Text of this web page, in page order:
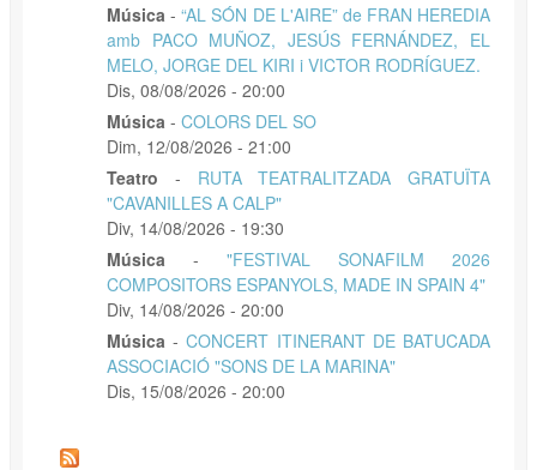
Música -“AL SÓN DE L'AIRE” de FRAN HEREDIA
amb PACO MUÑOZ, JESÚS FERNÁNDEZ, EL
MELO, JORGE DEL KIRI i VICTOR RODRÍGUEZ.
Dis, 08/08/2026 - 20:00
Música - COLORS DEL SO
Dim, 12/08/2026 - 21:00
Teatro
- RUTA TEATRALITZADA GRATUÏTA
"CAVANILLES A CALP"
Div, 14/08/2026 - 19:30
Música
- "FESTIVAL SONAFILM 2026
COMPOSITORS ESPANYOLS, MADE IN SPAIN 4"
Div, 14/08/2026 - 20:00
Música -CONCERT ITINERANT DE BATUCADA
ASSOCIACIÓ "SONS DE LA MARINA"
Dis, 15/08/2026 - 20:00